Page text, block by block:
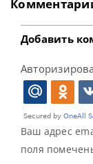
неоново-
партнерства с
поДобавить
Ваш адрес
поля